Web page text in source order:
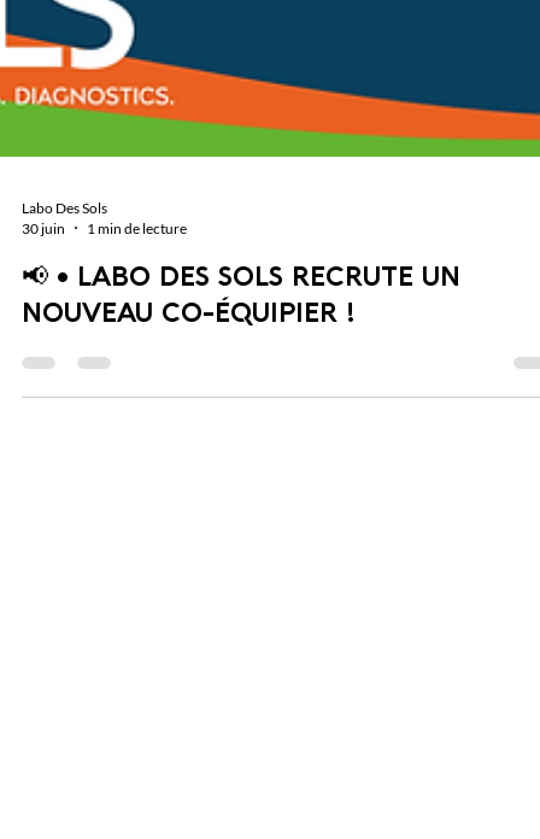
Labo Des Sols
30 juin
1 min de lecture
📢 • LABO DES SOLS RECRUTE UN
NOUVEAU CO-ÉQUIPIER !